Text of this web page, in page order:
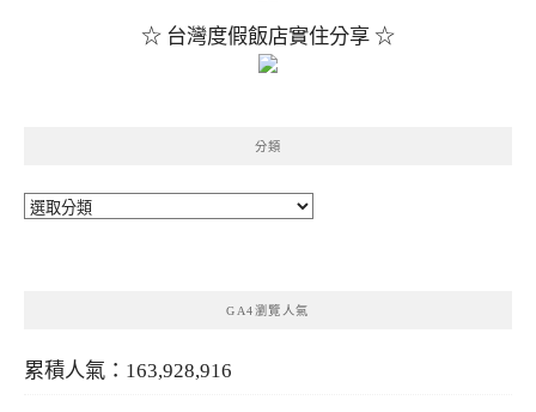
☆ 台灣度假飯店實住分享 ☆
分類
分
GA4瀏覽人氣
累積人氣：163,928,916